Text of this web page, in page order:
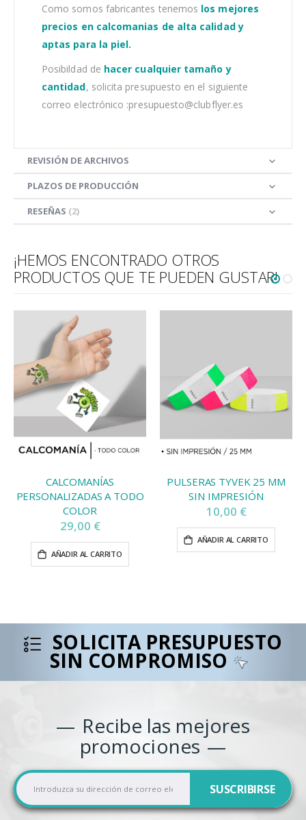
Como somos fabricantes tenemos los mejores
precios en calcomanias de alta calidad y
aptas para la piel.
Posibildad de hacer cualquier tamaño y
cantidad, solicita presupuesto en el siguiente
correo electrónico :presupuesto@clubflyer.es
REVISIÓN DE ARCHIVOS
PLAZOS DE PRODUCCIÓN
RESEÑAS 2
¡HEMOS ENCONTRADO OTROS
PRODUCTOS QUE TE PUEDEN GUSTAR!
CALCOMANÍAS
PERSONALIZADAS A TODO
COLOR
29,00 €
AÑADIR AL CARRITO
PULSERAS TYVEK 25 MM
SIN IMPRESIÓN
10,00 €
AÑADIR AL CARRITO
SOLICITA PRESUPUESTO
SIN COMPROMISO
Recibe las mejores
promociones
I
n
s
SUSCRIBIRSE